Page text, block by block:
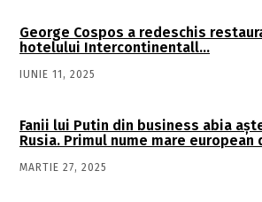
George Cospos a redeschis
hotelului Intercontinentall…
IUNIE 11, 2025
Fanii lui Putin din business abia
Rusia. Primul nume mare european
MARTIE 27, 2025